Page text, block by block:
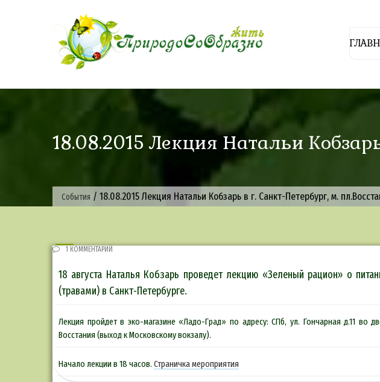
18.08.2015 Лекция Натальи
События / 18.08.2015 Лекция Натальи Кобзарь в г. Санкт-Петербург, м.
1 КОММЕНТАРИЙ
18 августа Наталья Кобзарь проведет лекцию «Зеленый рацион» о
(травами) в Санкт-Петербурге.
Лекция пройдет в эко-магазине «Ладо-Град» по адресу: СПб, ул. Гончарная д.11 во
Восстания (выход к Московскому вокзалу).
Начало лекции в 18 часов. Страничка мероприятия